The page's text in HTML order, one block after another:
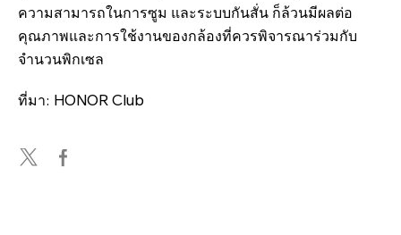
ความสามารถในการซูม และระบบกันสั่น ก็ล้วนมีผลต่อ
คุณภาพและการใช้งานของกล้องที่ควรพิจารณาร่วมกับ
จำนวนพิกเซล
ที่มา: HONOR Club